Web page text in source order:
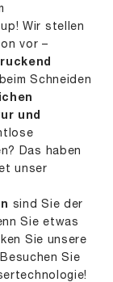
Wir stellen
vor –
Schneiden
und
Das haben
unser
sind Sie der
Sie etwas
Sie unsere
Sie